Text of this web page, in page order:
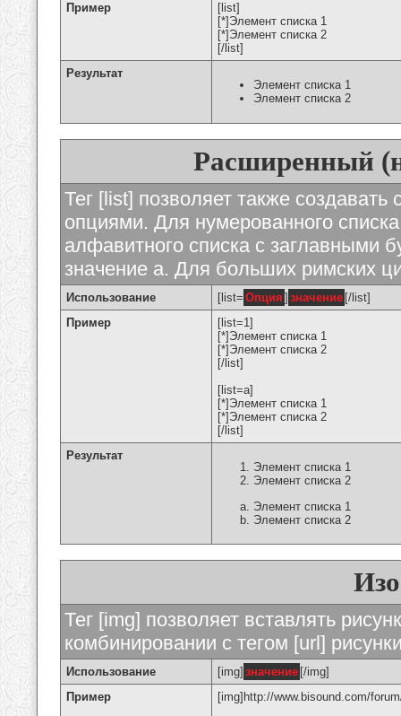
Пример
[list]
[*]Элемент списка 1
[*]Элемент списка 2
[/list]
Результат
Элемент списка 1
Элемент списка 2
Расширенный
Тег [list] позволяет также
опциями. Для нумерованного
алфавитного списка с заглавными
значение а. Для больших римских
Использование [list= Опция ] значение [/list]
Пример
[list=1]
[*]Элемент списка 1
[*]Элемент списка 2
[/list]
[list=a]
[*]Элемент списка 1
[*]Элемент списка 2
[/list]
Результат
Элемент списка 1
Элемент списка 2
Элемент списка 1
Элемент списка 2
Тег [img] позволяет вставлять
комбинировании с тегом [url]
Использование [img] значение [/img]
Пример
[img]http://www.bisound.com/